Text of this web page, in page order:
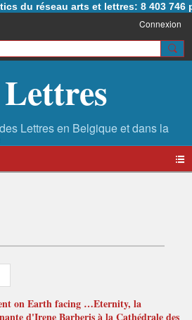
du réseau arts et lettres: 8 403 746
Connexion
on Earth facing …Eternity, la